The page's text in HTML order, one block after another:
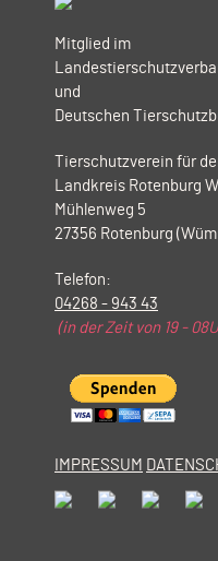
Mitglied im
und
Deutschen
Tierschutzverein für
Landkreis Rotenburg
Mühlenweg 5
27356 Rotenburg
Telefon:
04268 - 943 43
(in der Zeit von 19 -
IMPRESSUM